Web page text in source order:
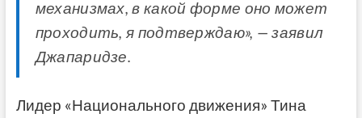
механизмах, в какой форме оно может
проходить, я подтверждаю», — заявил
Джапаридзе.
Лидер «Национального движения» Тина